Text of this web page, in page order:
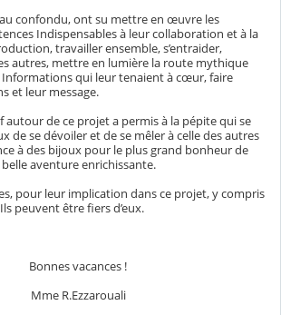
confondu, ont su mettre en œuvre les
Indispensables à leur collaboration et à la
travailler ensemble, s’entraider,
autres, mettre en lumière la route mythique
Informations qui leur tenaient à cœur, faire
et leur message.
autour de ce projet a permis à la pépite qui se
de se dévoiler et de se mêler à celle des autres
à des bijoux pour le plus grand bonheur de
aventure enrichissante.
pour leur implication dans ce projet, y compris
peuvent être fiers d’eux.
Bonnes vacances !
Mme R.Ezzarouali